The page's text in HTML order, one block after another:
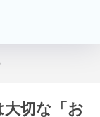
切な「お